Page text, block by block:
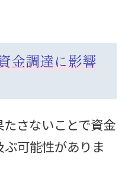
金調達に影響
さないことで資金
可能性がありま